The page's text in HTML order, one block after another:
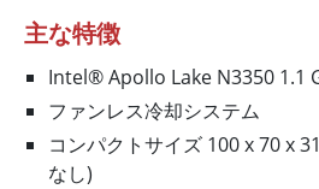
主な特徴
Intel® Apollo Lake N3350 1.1
ファンレス冷却システム
コンパクトサイズ 100 x 70 x
なし)